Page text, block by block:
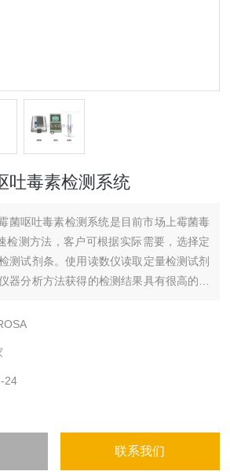
吐毒素检测系统
菌呕吐毒素检测系统是目前市场上霉菌毒
检测方法，客户可根据实际需要，选择定
测试剂条。使用读数仪读取定量检测试剂
器分析方法获得的检测结果具有很高的吻
24
联系我们